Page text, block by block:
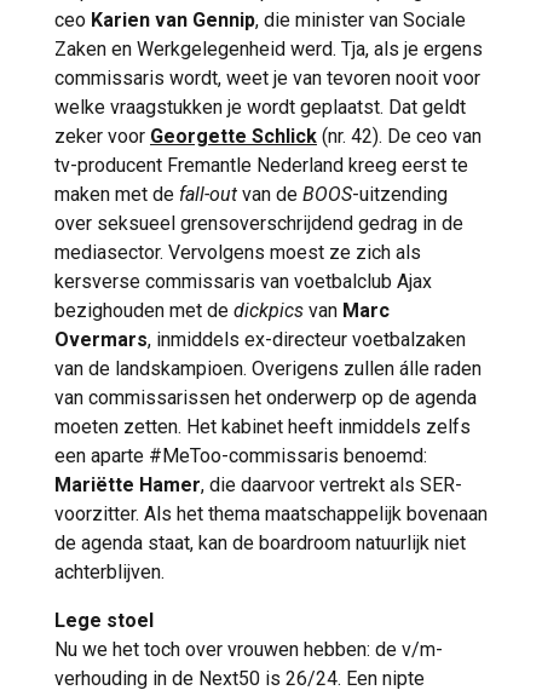
ceo Karien van Gennip, die minister van Sociale
Zaken en Werkgelegenheid werd. Tja, als je ergens
commissaris wordt, weet je van tevoren nooit voor
welke vraagstukken je wordt geplaatst. Dat geldt
zeker voor Georgette Schlick (nr. 42). De ceo van
tv-producent Fremantle Nederland kreeg eerst te
maken met de fall-out van de BOOS-uitzending
over seksueel grensoverschrijdend gedrag in de
mediasector. Vervolgens moest ze zich als
kersverse commissaris van voetbalclub Ajax
bezighouden met de dickpics van Marc
Overmars, inmiddels ex-directeur voetbalzaken
van de landskampioen. Overigens zullen álle raden
van commissarissen het onderwerp op de agenda
moeten zetten. Het kabinet heeft inmiddels zelfs
een aparte #MeToo-commissaris benoemd:
Mariëtte Hamer, die daarvoor vertrekt als SER-
voorzitter. Als het thema maatschappelijk bovenaan
de agenda staat, kan de boardroom natuurlijk niet
achterblijven.
Lege stoel
Nu we het toch over vrouwen hebben: de v/m-
verhouding in de Next50 is 26/24. Een nipte